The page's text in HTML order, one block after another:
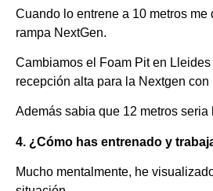
Cuando lo entrene a 10 metros
rampa NextGen.
Cambiamos el Foam Pit en
recepción alta para la Nextgen con
Además sabia que 12 metros
4. ¿Cómo has entrenado y
Mucho mentalmente, he